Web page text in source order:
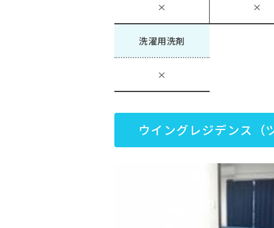
× ×
洗濯用洗剤
×
ウイングレジデンス（